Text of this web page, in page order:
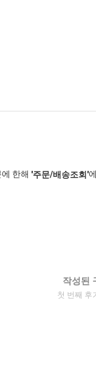
한해 '주문/배송조회'
작성된
첫 번째 후